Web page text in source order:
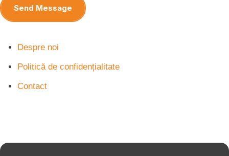
Send Message
Despre noi
Politică de confidențialitate
Contact